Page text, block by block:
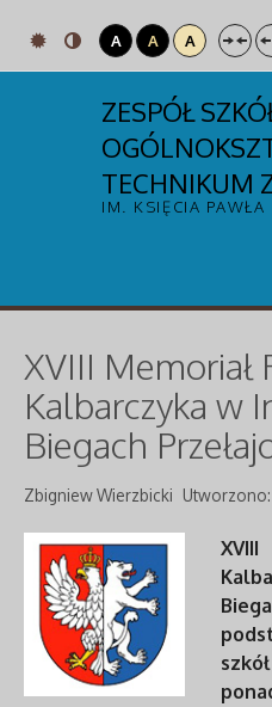
A A A
ZESPÓŁ
TECHNIKUM
IM. KSIĘCIA
XVIII Memoriał
Kalbarczyka w
Biegach
Zbigniew Wierzbicki Utworzono:
szkół